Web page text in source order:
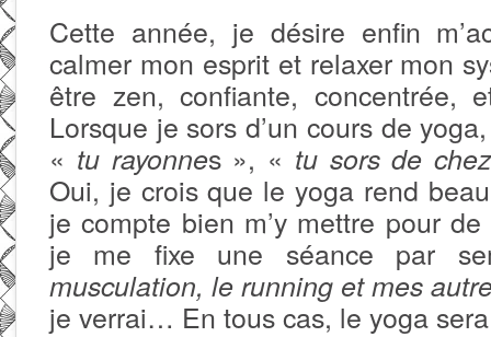
Cette année, je désire enfin
calmer mon esprit et relaxer mon
être zen, confiante, concentrée,
Lorsque je sors d’un cours de
« tu rayonnes », « tu sors de
Oui, je crois que le yoga rend
je compte bien m’y mettre pour
je me fixe une séance par
musculation, le running et mes
je verrai… En tous cas, le yoga